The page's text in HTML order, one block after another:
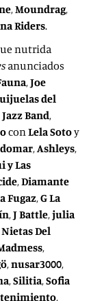
,Moundrag,
Riders.
nutrida
anunciados
,Joe
del
Band,
conLela Sotoy
,Ashleys,
y Las
,Diamante
Fugaz,G La
,J Battle,julia
Nietas Del
,
,nusar3000,
,Silitia,Sofia
,